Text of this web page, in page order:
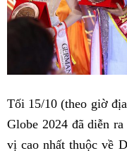
Tối 15/10 (theo giờ
Globe 2024 đã diễn
vị cao nhất thuộc về